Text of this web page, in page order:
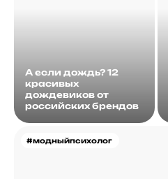
А если дождь? 12
красивых
дождевиков от
российских брендов
#модныйпсихолог